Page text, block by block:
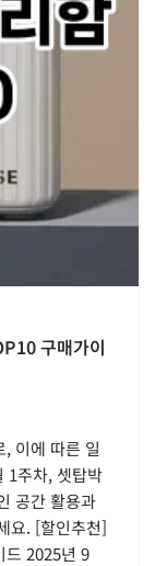
구매가이
이에 따른 일
1주차, 셋탑박
공간 활용과
요. [할인추천]
드 2025년 9